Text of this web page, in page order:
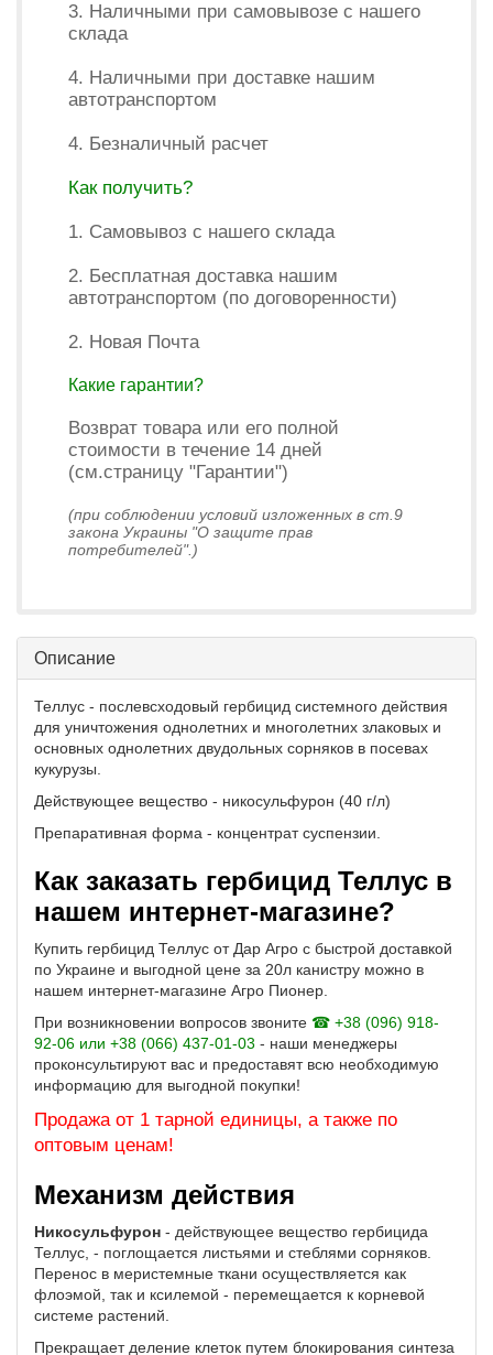
3. Наличными при самовывозе с нашего
склада
4. Наличными при доставке нашим
автотранспортом
4. Безналичный расчет
Как получить?
1. Самовывоз с нашего склада
2. Бесплатная доставка нашим
автотранспортом (по договоренности)
2. Новая Почта
Какие гарантии?
Возврат товара или его полной
стоимости в течение 14 дней
(см.страницу "Гарантии")
(при соблюдении условий изложенных в ст.9
закона Украины "О защите прав
потребителей".)
Описание
Теллус - послевсходовый гербицид системного действия
для уничтожения однолетних и многолетних злаковых и
основных однолетних двудольных сорняков в посевах
кукурузы.
Действующее вещество - никосульфурон (40 г/л)
Препаративная форма - концентрат суспензии.
Как заказать гербицид Теллус в
нашем интернет-магазине?
Купить гербицид Теллус от Дар Агро с быстрой доставкой
по Украине и выгодной цене за 20л канистру можно в
нашем интернет-магазине Агро Пионер.
При возникновении вопросов звоните ☎ +38 (096) 918-
92-06 или +38 (066) 437-01-03 - наши менеджеры
проконсультируют вас и предоставят всю необходимую
информацию для выгодной покупки!
Продажа от 1 тарной единицы, а также по
оптовым ценам!
Механизм действия
Никосульфурон - действующее вещество гербицида
Теллус, - поглощается листьями и стеблями сорняков.
Перенос в меристемные ткани осуществляется как
флоэмой, так и ксилемой - перемещается к корневой
системе растений.
Прекращает деление клеток путем блокирования синтеза